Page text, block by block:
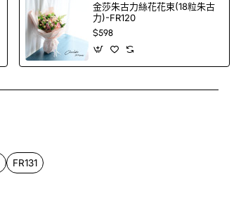
金莎朱古力絲花花束(18粒朱古
力)-FR120
$598
FR131